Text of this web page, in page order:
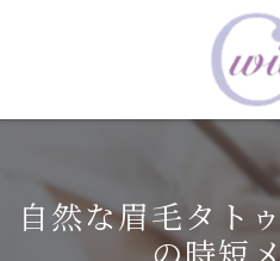
自然な眉毛タト